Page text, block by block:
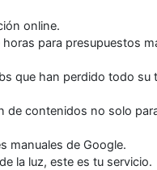
online.
para presupuestos
que han perdido todo su
de contenidos no solo
manuales de Google.
la luz, este es tu servicio.